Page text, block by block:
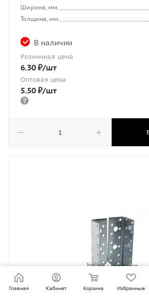
Ширина, мм
Толщина, мм
В наличии
Розничная цена
6.30 ₽/шт
Оптовая цена
5.50 ₽/шт
Главная Кабинет Корзина Избранные